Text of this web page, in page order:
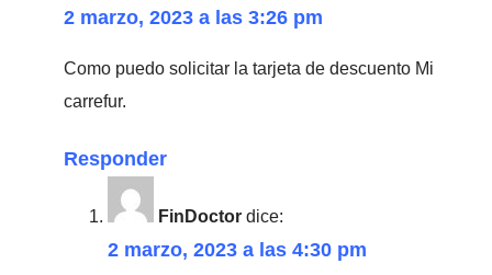
2 marzo, 2023 a las 3:26 pm
Como puedo solicitar la tarjeta de descuento Mi
carrefur.
Responder
FinDoctor dice:
2 marzo, 2023 a las 4:30 pm